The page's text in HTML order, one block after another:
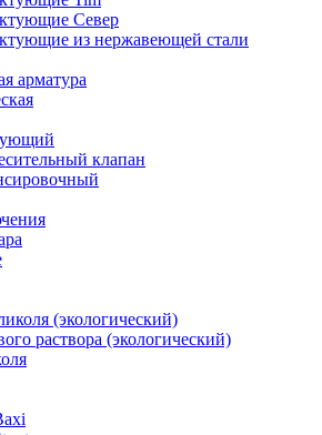
Север
из нержавеющей стали
арматура
клапан
(экологический)
раствора (экологический)